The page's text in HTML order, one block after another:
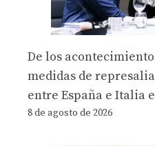
De los
medidas de
entre España e Italia
8 de agosto de 2026